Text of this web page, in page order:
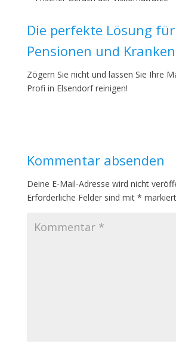
Die perfekte Lösung
Pensionen und
Zögern Sie nicht und lassen Sie Ihre
Profi in Elsendorf reinigen!
Kommentar absenden
Deine E-Mail-Adresse wird nicht
Erforderliche Felder sind mit * markiert